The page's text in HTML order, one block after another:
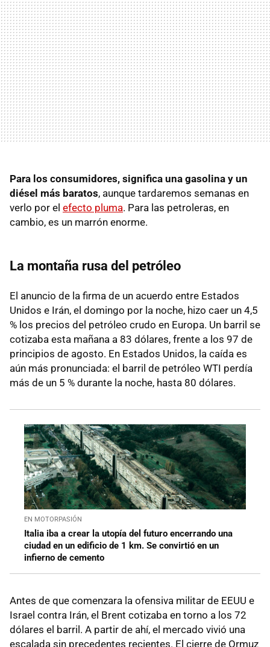
Para los consumidores, significa una gasolina y un
diésel más baratos, aunque tardaremos semanas en
verlo por el efecto pluma. Para las petroleras, en
cambio, es un marrón enorme.
La montaña rusa del petróleo
El anuncio de la firma de un acuerdo entre Estados
Unidos e Irán, el domingo por la noche, hizo caer un 4,5
% los precios del petróleo crudo en Europa. Un barril se
cotizaba esta mañana a 83 dólares, frente a los 97 de
principios de agosto. En Estados Unidos, la caída es
aún más pronunciada: el barril de petróleo WTI perdía
más de un 5 % durante la noche, hasta 80 dólares.
EN MOTORPASIÓN
Italia iba a crear la utopía del futuro encerrando una
ciudad en un edificio de 1 km. Se convirtió en un
infierno de cemento
Antes de que comenzara la ofensiva militar de EEUU e
Israel contra Irán, el Brent cotizaba en torno a los 72
dólares el barril. A partir de ahí, el mercado vivió una
escalada sin precedentes recientes. El cierre de Ormuz